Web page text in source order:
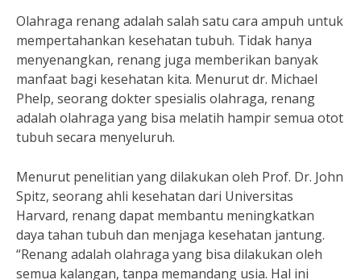
Olahraga renang adalah salah satu cara ampuh untuk
mempertahankan kesehatan tubuh. Tidak hanya
menyenangkan, renang juga memberikan banyak
manfaat bagi kesehatan kita. Menurut dr. Michael
Phelp, seorang dokter spesialis olahraga, renang
adalah olahraga yang bisa melatih hampir semua otot
tubuh secara menyeluruh.
Menurut penelitian yang dilakukan oleh Prof. Dr. John
Spitz, seorang ahli kesehatan dari Universitas
Harvard, renang dapat membantu meningkatkan
daya tahan tubuh dan menjaga kesehatan jantung.
“Renang adalah olahraga yang bisa dilakukan oleh
semua kalangan, tanpa memandang usia. Hal ini